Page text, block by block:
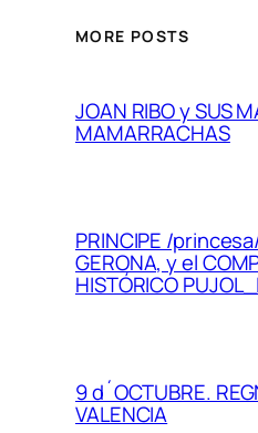
MORE POSTS
JOAN RIBO y SUS
MAMARRACHAS
PRINCIPE /
GERONA, y el
HISTÓRICO
9 d´OCTUBRE.
VALENCIA